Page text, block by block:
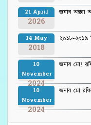
21 April
2026
জনাব অন্তরা
14 May
2018
২০১৮-২০১৯
10
November
2024
জনাব মোঃ
10
November
2024
জনাব মো